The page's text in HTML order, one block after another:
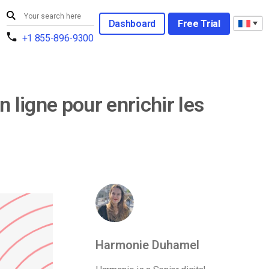
+1 855-896-9300
Dashboard Free Trial
ligne pour enrichir les
Harmonie Duhamel